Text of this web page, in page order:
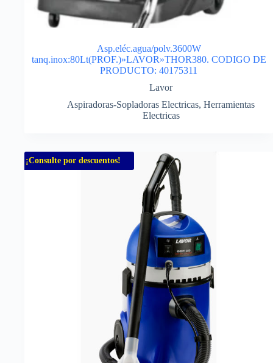
Asp.eléc.agua/polv.3600W
tanq.inox:80Lt(PROF.)»LAVOR»THOR380. CODIGO DE
PRODUCTO: 40175311
Lavor
Aspiradoras-Sopladoras Electricas, Herramientas
Electricas
¡Consulte por descuentos!